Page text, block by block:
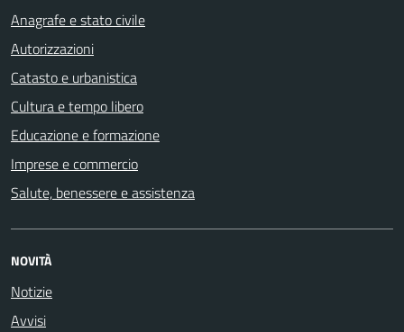
Anagrafe e stato civile
Autorizzazioni
Catasto e urbanistica
Cultura e tempo libero
Educazione e formazione
Imprese e commercio
Salute, benessere e assistenza
NOVITÀ
Notizie
Avvisi